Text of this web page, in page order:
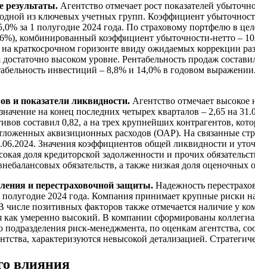
результаты. Агентство отмечает рост показателей
из ключевых учетных групп. Коэффициент
за 1 полугодие 2024 года. По страховому портфелю в
комбинированный коэффициент убыточности-нетто –
краткосрочном горизонте ввиду ожидаемых коррекции
высоком уровне. Рентабельность продаж
инвестиций – 8,8% и 14,0% в годовом
и показатели ликвидности. Агентство отмечает
на конец последних четырех кварталов – 2,65 на
составил 0,82, а на трех крупнейших контрагентов,
аквизиционных расходов (ОАР). На связанные
Значения коэффициентов общей ликвидности и
доля кредиторской задолженности и прочих
обязательств, а также низкая доля
и перестраховочной защиты. Надежность
полугодие 2024 года. Компания принимает крупные риски
числе позитивных факторов также отмечается наличие у
как умеренно высокий. В компании сформированы
подразделения риск-менеджмента, по оценкам агентства,
характеризуются невысокой детализацией.
влияния